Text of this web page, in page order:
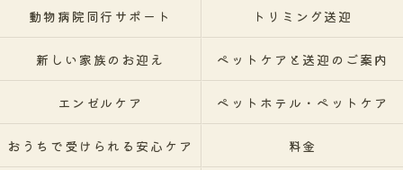
動物病院同行サポート トリミング送迎
新しい家族のお迎え ペットケアと送迎のご案内
エンゼルケア ペットホテル・ペットケア
おうちで受けられる安心ケア 料金